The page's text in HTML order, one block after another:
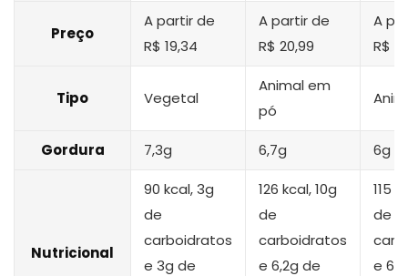
Preço
A partir de
R$ 19,34
A partir de
R$ 20,99
A
R$
Tipo Vegetal
Animal em
pó
Gordura 7,3g 6,7g 6g
Nutricional
90 kcal, 3g
de
carboidratos
e 3g de
126 kcal, 10g
de
carboidratos
e 6,2g de
115
de
e